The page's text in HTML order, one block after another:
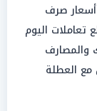
أسعار صرف
تعاملات اليوم
البنوك والمصارف
مع العطلة